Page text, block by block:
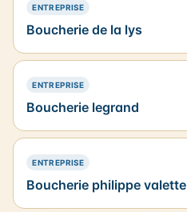
ENTREPRISE— PRÉSENCE SIMPLE
Boucherie de la lys
ENTREPRISE— PRÉSENCE SIMPLE
Boucherie legrand
ENTREPRISE— PRÉSENCE SIMPLE
Boucherie philippe valette